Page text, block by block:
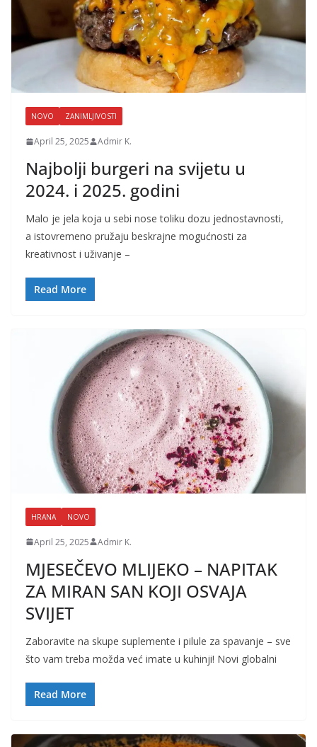
NOVO ZANIMLJIVOSTI
April 25, 2025 Admir K.
Najbolji burgeri na svijetu u
2024. i 2025. godini
Malo je jela koja u sebi nose toliku dozu jednostavnosti,
a istovremeno pružaju beskrajne mogućnosti za
kreativnost i uživanje –
Read More
HRANA NOVO
April 25, 2025 Admir K.
MJESEČEVO MLIJEKO – NAPITAK
ZA MIRAN SAN KOJI OSVAJA
SVIJET
Zaboravite na skupe suplemente i pilule za spavanje – sve
što vam treba možda već imate u kuhinji! Novi globalni
Read More